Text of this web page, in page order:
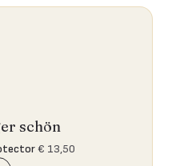
schön
€ 13,50